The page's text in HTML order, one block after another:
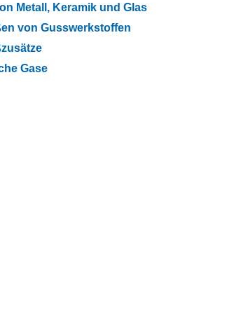
Metall, Keramik und Glas
von Gusswerkstoffen
Gase